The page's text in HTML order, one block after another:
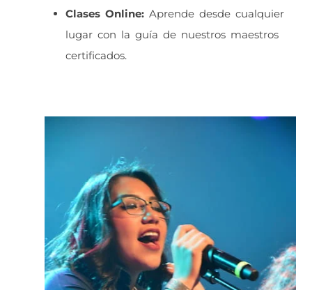
Clases Online:Aprende desde cualquier
lugar con la guía de nuestros maestros
certificados.